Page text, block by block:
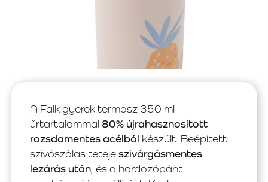
A Falk gyerek termosz 350 ml
űrtartalommal80% újrahasznosított
rozsdamentes acélból készült. Beépített
szívószálas tetejeszivárgásmentes
lezárás után , és a hordozópánt